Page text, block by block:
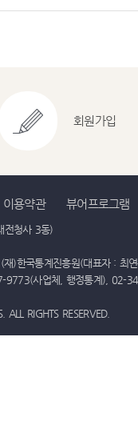
회원가입
이용약관 뷰어프로그램
전청사 3동)
)한국통계진흥원(대표자 : 최
사업체, 행정통계), 02-
RIGHTS RESERVED.